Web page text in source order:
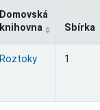
Domovská
knihovna
Sbírka
Roztoky 1